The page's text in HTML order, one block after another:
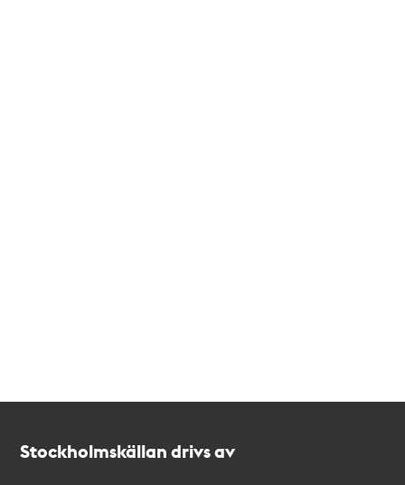
Stockholmskällan drivs av